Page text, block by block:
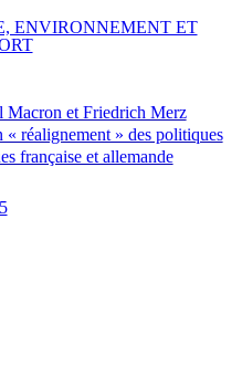
Macron et Friedrich Merz
« réalignement » des politiques
française et allemande
ENVIRONNEMENT ET